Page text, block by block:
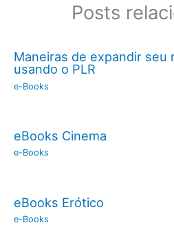
Posts
Maneiras de expandir seu
usando o PLR
e-Books
eBooks Cinema
e-Books
eBooks Erótico
e-Books